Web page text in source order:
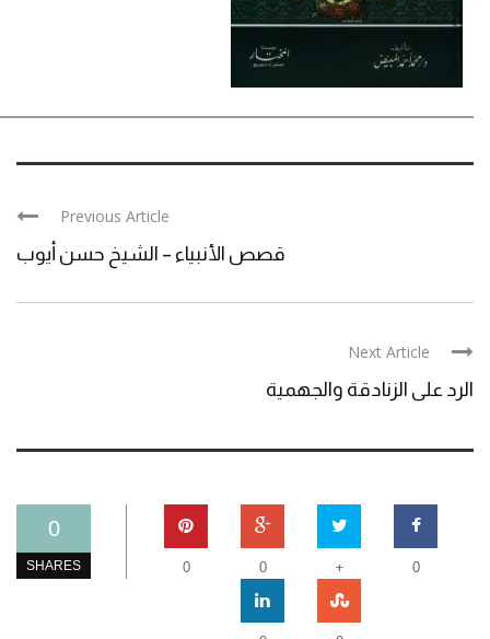
Previous Article
قصص الأنبياء – الشيخ حسن أيوب
Next Article
الرد على الزنادقة والجهمية
0
SHARES 0
+
0
0